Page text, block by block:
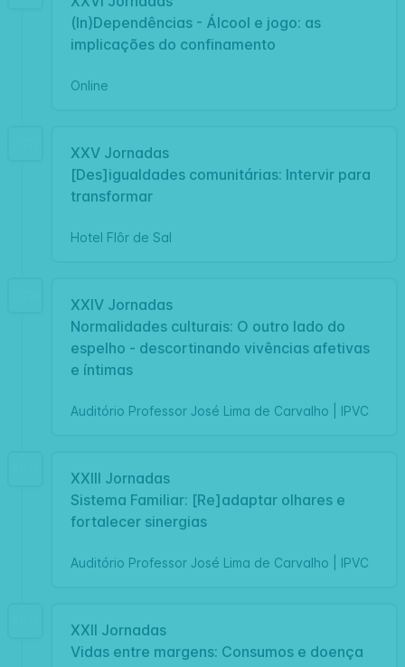
(In)Dependências - Álcool e jogo: as
implicações do confinamento
Online
XXV Jornadas
[Des]igualdades comunitárias: Intervir para
transformar
Hotel Flôr de Sal
XXIV Jornadas
Normalidades culturais: O outro lado do
espelho - descortinando vivências afetivas
e íntimas
Auditório Professor José Lima de Carvalho | IPVC
XXIII Jornadas
Sistema Familiar: [Re]adaptar olhares e
fortalecer sinergias
Auditório Professor José Lima de Carvalho | IPVC
XXII Jornadas
Vidas entre margens: Consumos e doença